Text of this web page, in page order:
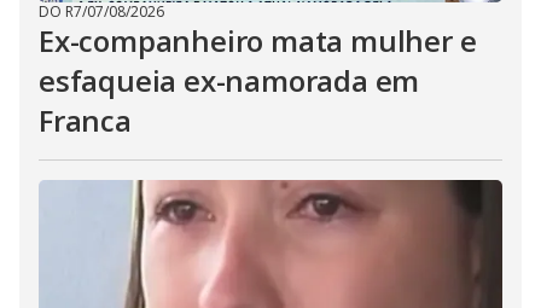
DO R7/07/08/2026
Ex-companheiro mata mulher e
esfaqueia ex-namorada em
Franca